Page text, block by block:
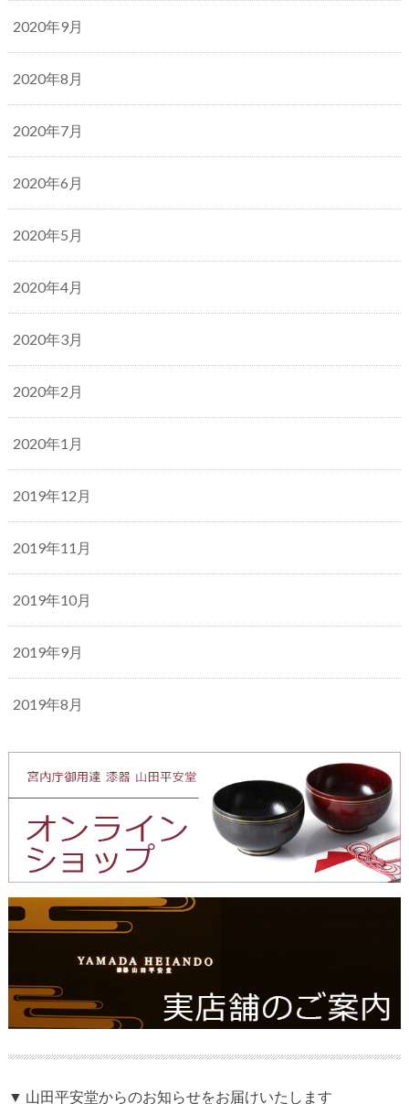
2020年9月
2020年8月
2020年7月
2020年6月
2020年5月
2020年4月
2020年3月
2020年2月
2020年1月
2019年12月
2019年11月
2019年10月
2019年9月
2019年8月
▼ 山田平安堂からのお知らせをお届けいたします